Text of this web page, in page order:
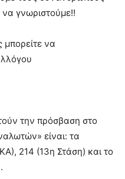
γνωριστούμε!!
μπορείτε να
την πρόσβαση στο
είναι: τα
214 (13η Στάση) και το